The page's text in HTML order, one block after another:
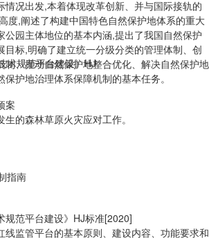
情况出发,本着体现改革创新、并与国际接轨的
度,阐述了构建中国特色自然保护地体系的重大
公园主体地位的基本内涵,提出了我国自然保护
目标,明确了建立统一分级分类的管理体制、创
制、推动自然保护地整合优化、解决自然保护地
护地治理体系保障机制的基本任务。
案
的森林草原火灾应对工作。
规范平台建设》HJ标准[2020]
线监管平台的基本原则、建设内容、功能要求和